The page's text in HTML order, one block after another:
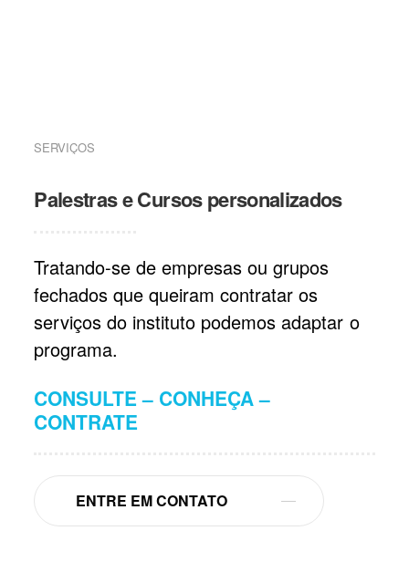
SERVIÇOS
Palestras e Cursos personalizados
Tratando-se de empresas ou grupos
fechados que queiram contratar os
serviços do instituto podemos adaptar o
programa.
CONSULTE – CONHEÇA –
CONTRATE
ENTRE EM CONTATO